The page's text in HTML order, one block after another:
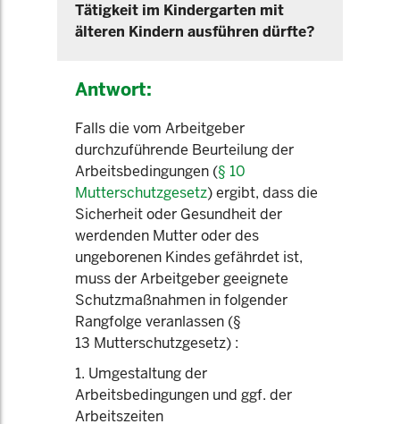
Tätigkeit im Kindergarten mit
älteren Kindern ausführen dürfte?
Antwort:
Falls die vom Arbeitgeber
durchzuführende Beurteilung der
Arbeitsbedingungen (§ 10
Mutterschutzgesetz) ergibt, dass die
Sicherheit oder Gesundheit der
werdenden Mutter oder des
ungeborenen Kindes gefährdet ist,
muss der Arbeitgeber geeignete
Schutzmaßnahmen in folgender
Rangfolge veranlassen (§
13 Mutterschutzgesetz) :
1. Umgestaltung der
Arbeitsbedingungen und ggf. der
Arbeitszeiten